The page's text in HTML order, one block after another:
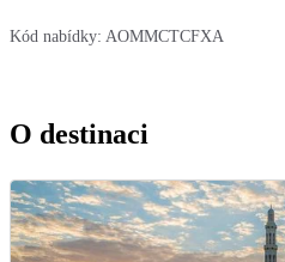
Kód nabídky: AOMMCTCFXA
O destinaci